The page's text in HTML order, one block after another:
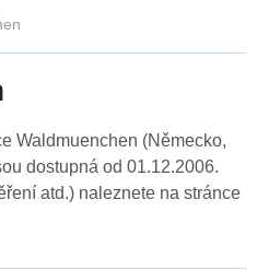
Waldmuenchen (Německo,
dostupná od 01.12.2006.
atd.) naleznete na stránce